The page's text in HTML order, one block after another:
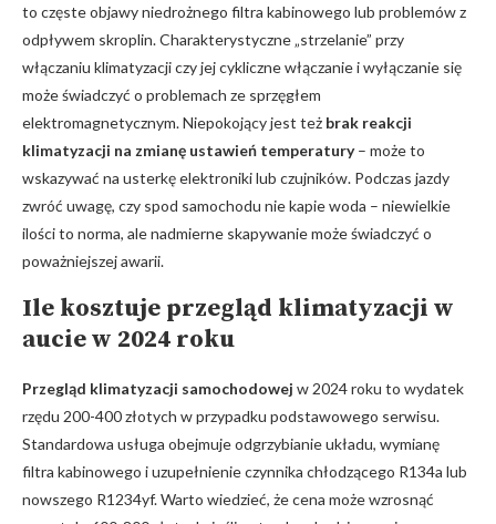
to częste objawy‌ niedrożnego filtra kabinowego lub problemów z
odpływem skroplin. Charakterystyczne „strzelanie” przy
włączaniu klimatyzacji czy jej cykliczne włączanie i‌ wyłączanie się
może świadczyć o problemach ze sprzęgłem
elektromagnetycznym. Niepokojący jest też brak reakcji
klimatyzacji na zmianę ustawień ​temperatury– może to
wskazywać na usterkę elektroniki lub czujników. Podczas jazdy
zwróć uwagę, czy ⁤spod samochodu nie kapie​ woda – niewielkie
ilości to norma, ale nadmierne skapywanie ⁢może świadczyć o
poważniejszej awarii.
Ile kosztuje przegląd klimatyzacji w
aucie w 2024 ⁢roku
Przegląd klimatyzacji samochodowej w⁢ 2024 roku to wydatek
rzędu ⁤200-400 złotych w przypadku podstawowego serwisu.
Standardowa usługa obejmuje odgrzybianie układu, wymianę
filtra ⁣kabinowego i uzupełnienie czynnika chłodzącego R134a lub
nowszego R1234yf. Warto wiedzieć, że cena ⁤może ⁢wzrosnąć